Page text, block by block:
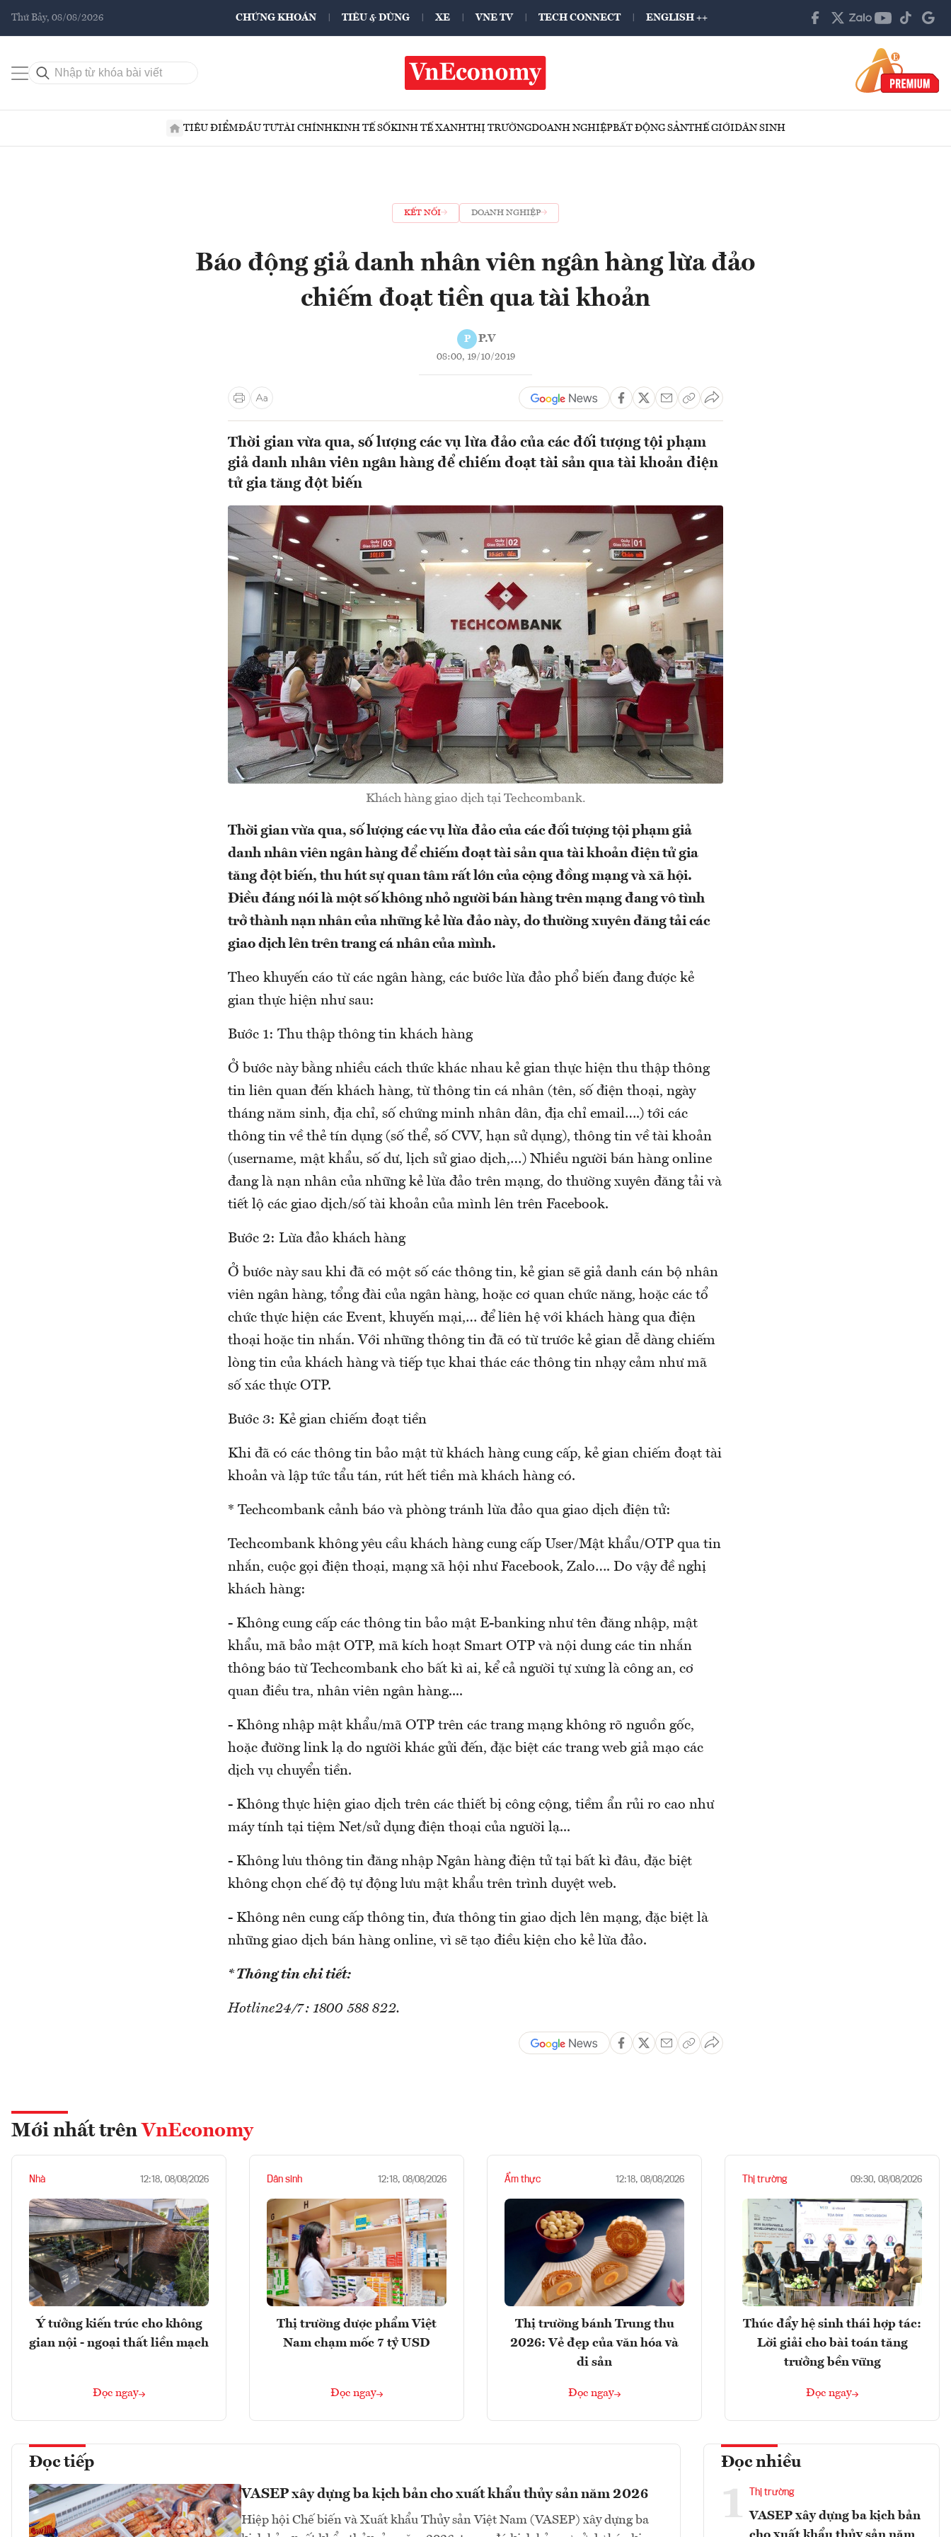
Thứ Bảy, 08/08/2026 CHỨNG KHOÁN TIÊU & DÙNG XE VNE TV TECH CONNECT ENGLISH ++
TIÊU ĐIỂMĐẦU TƯTÀI CHÍNHKINH TẾ SỐKINH TẾ XANHTHỊ TRƯỜNGDOANH NGHIỆPBẤT ĐỘNG SẢNTHẾ GIỚIDÂN SINH
KẾT NỐI DOANH NGHIỆP
Báo động giả danh nhân viên ngân hàng lừa đảo
chiếm đoạt tiền qua tài khoản
P P.V
08:00, 19/10/2019
Thời gian vừa qua, số lượng các vụ lừa đảo của các đối tượng tội phạm
giả danh nhân viên ngân hàng để chiếm đoạt tài sản qua tài khoản điện
tử gia tăng đột biến
Khách hàng giao dịch tại Techcombank.
Thời gian vừa qua, số lượng các vụ lừa đảo của các đối tượng tội phạm giả
danh nhân viên ngân hàng để chiếm đoạt tài sản qua tài khoản điện tử gia
tăng đột biến, thu hút sự quan tâm rất lớn của cộng đồng mạng và xã hội.
Điều đáng nói là một số không nhỏ người bán hàng trên mạng đang vô tình
trở thành nạn nhân của những kẻ lừa đảo này, do thường xuyên đăng tải các
giao dịch lên trên trang cá nhân của mình.
Theo khuyến cáo từ các ngân hàng, các bước lừa đảo phổ biến đang được kẻ
gian thực hiện như sau:
Bước 1: Thu thập thông tin khách hàng
Ở bước này bằng nhiều cách thức khác nhau kẻ gian thực hiện thu thập thông
tin liên quan đến khách hàng, từ thông tin cá nhân (tên, số điện thoại, ngày
tháng năm sinh, địa chỉ, số chứng minh nhân dân, địa chỉ email….) tới các
thông tin về thẻ tín dụng (số thể, số CVV, hạn sử dụng), thông tin về tài khoản
(username, mật khẩu, số dư, lịch sử giao dịch,…) Nhiều người bán hàng online
đang là nạn nhân của những kẻ lừa đảo trên mạng, do thường xuyên đăng tải và
tiết lộ các giao dịch/số tài khoản của mình lên trên Facebook.
Bước 2: Lừa đảo khách hàng
Ở bước này sau khi đã có một số các thông tin, kẻ gian sẽ giả danh cán bộ nhân
viên ngân hàng, tổng đài của ngân hàng, hoặc cơ quan chức năng, hoặc các tổ
chức thực hiện các Event, khuyến mại,… để liên hệ với khách hàng qua điện
thoại hoặc tin nhắn. Với những thông tin đã có từ trước kẻ gian dễ dàng chiếm
lòng tin của khách hàng và tiếp tục khai thác các thông tin nhạy cảm như mã
số xác thực OTP.
Bước 3: Kẻ gian chiếm đoạt tiền
Khi đã có các thông tin bảo mật từ khách hàng cung cấp, kẻ gian chiếm đoạt tài
khoản và lập tức tẩu tán, rút hết tiền mà khách hàng có.
* Techcombank cảnh báo và phòng tránh lừa đảo qua giao dịch điện tử:
Techcombank không yêu cầu khách hàng cung cấp User/Mật khẩu/OTP qua tin
nhắn, cuộc gọi điện thoại, mạng xã hội như Facebook, Zalo…. Do vậy đề nghị
khách hàng:
- Không cung cấp các thông tin bảo mật E-banking như tên đăng nhập, mật
khẩu, mã bảo mật OTP, mã kích hoạt Smart OTP và nội dung các tin nhắn
thông báo từ Techcombank cho bất kì ai, kể cả người tự xưng là công an, cơ
quan điều tra, nhân viên ngân hàng....
- Không nhập mật khẩu/mã OTP trên các trang mạng không rõ nguồn gốc,
hoặc đường link lạ do người khác gửi đến, đặc biệt các trang web giả mạo các
dịch vụ chuyển tiền.
- Không thực hiện giao dịch trên các thiết bị công cộng, tiềm ẩn rủi ro cao như
máy tính tại tiệm Net/sử dụng điện thoại của người lạ...
- Không lưu thông tin đăng nhập Ngân hàng điện tử tại bất kì đâu, đặc biệt
không chọn chế độ tự động lưu mật khẩu trên trình duyệt web.
- Không nên cung cấp thông tin, đưa thông tin giao dịch lên mạng, đặc biệt là
những giao dịch bán hàng online, vì sẽ tạo điều kiện cho kẻ lừa đảo.
* Thông tin chi tiết:
Hotline24/7: 1800 588 822.
Mới nhất trên VnEconomy
Nhà 12:18, 08/08/2026
Ý tưởng kiến trúc cho không
gian nội - ngoại thất liền mạch
Đọc ngay
Dân sinh 12:18, 08/08/2026
Thị trường dược phẩm Việt
Nam chạm mốc 7 tỷ USD
Đọc ngay
Ẩm thực 12:18, 08/08/2026
Thị trường bánh Trung thu
2026: Vẻ đẹp của văn hóa và
di sản
Đọc ngay
Thị trường 09:30, 08/08/2026
Thúc đẩy hệ sinh thái hợp tác:
Lời giải cho bài toán tăng
trưởng bền vững
Đọc ngay
Đọc tiếp
VASEP xây dựng ba kịch bản cho xuất khẩu thủy sản năm 2026
Hiệp hội Chế biến và Xuất khẩu Thủy sản Việt Nam (VASEP) xây dựng ba
Đọc nhiều
1 Thị trường
VASEP xây dựng ba kịch bản